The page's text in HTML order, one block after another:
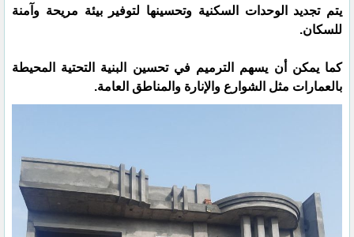
يتم تجديد الوحدات السكنية وتحسينها لتوفير بيئة مريحة وآمنة
للسكان.
كما يمكن أن يسهم الترميم في تحسين البنية التحتية المحيطة
بالعمارات مثل الشوارع والإنارة والمناطق العامة.